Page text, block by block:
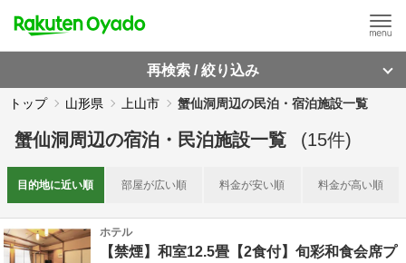
再検索 / 絞り込み
トップ 山形県 上山市 蟹仙洞周辺の民泊・宿泊施設一覧
蟹仙洞周辺の宿泊・民泊施設一覧 (15件)
目的地に近い順 部屋が広い順 料金が安い順 料金が高い順
ホテル
【禁煙】和室12.5畳【2食付】旬彩和食会席プ